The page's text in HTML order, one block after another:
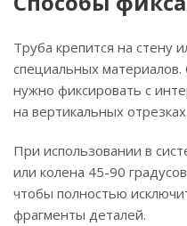
Труба крепится на стену
специальных
нужно фиксировать с
на вертикальных отрезках.
При использовании в
или колена 45-90
чтобы полностью
фрагменты деталей.